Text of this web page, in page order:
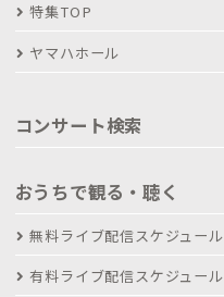
特集TOP
ヤマハホール
コンサート検索
おうちで観る・聴く
無料ライブ配信スケジュール
有料ライブ配信スケジュール